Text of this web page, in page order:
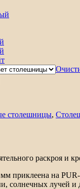
столешницы,
раскроя и
приклеена на
солнечных лучей и